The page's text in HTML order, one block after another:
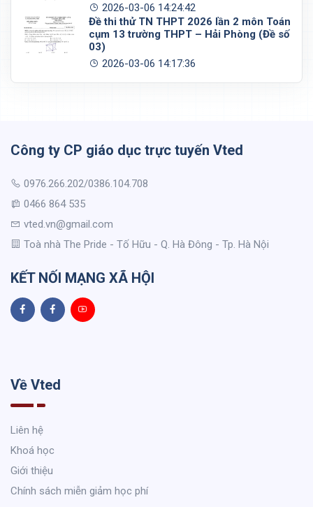
2026-03-06 14:24:42
Đề thi thử TN THPT 2026 lần 2 môn Toán
cụm 13 trường THPT – Hải Phòng (Đề số
03)
2026-03-06 14:17:36
Công ty CP giáo dục trực tuyến Vted
0976.266.202/0386.104.708
0466 864 535
vted.vn@gmail.com
Toà nhà The Pride - Tố Hữu - Q. Hà Đông - Tp. Hà Nội
KẾT NỐI MẠNG XÃ HỘI
Về Vted
Liên hệ
Khoá học
Giới thiệu
Chính sách miễn giảm học phí